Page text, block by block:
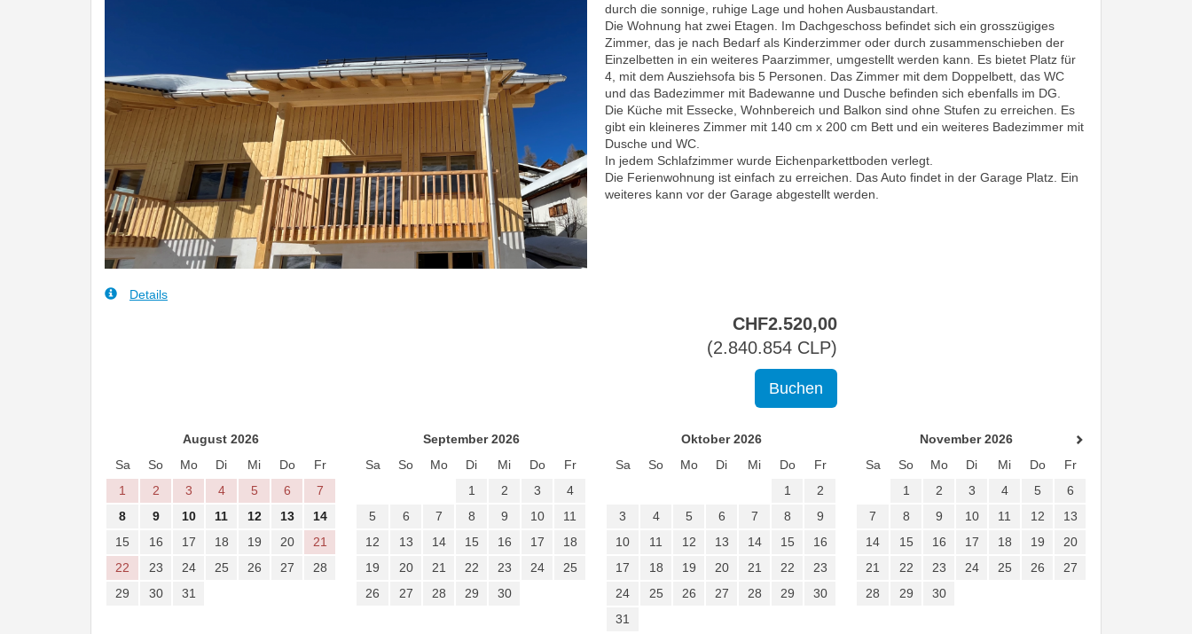
durch die sonnige, ruhige Lage und hohen Ausbaustandart.
Die Wohnung hat zwei Etagen. Im Dachgeschoss befindet sich ein grosszügiges
Zimmer, das je nach Bedarf als Kinderzimmer oder durch zusammenschieben der
Einzelbetten in ein weiteres Paarzimmer, umgestellt werden kann. Es bietet Platz für
4, mit dem Ausziehsofa bis 5 Personen. Das Zimmer mit dem Doppelbett, das WC
und das Badezimmer mit Badewanne und Dusche befinden sich ebenfalls im DG.
Die Küche mit Essecke, Wohnbereich und Balkon sind ohne Stufen zu erreichen. Es
gibt ein kleineres Zimmer mit 140 cm x 200 cm Bett und ein weiteres Badezimmer mit
Dusche und WC.
In jedem Schlafzimmer wurde Eichenparkettboden verlegt.
Die Ferienwohnung ist einfach zu erreichen. Das Auto findet in der Garage Platz. Ein
weiteres kann vor der Garage abgestellt werden.
Details
CHF2.520,00
(2.840.854 CLP)
August 2026
Sa
So Mo Di Mi Do
Fr
1
2 3 4 5 6
7
8
9 10 11 12 13
14
15
16 17 18 19 20
21
22
23 24 25 26 27
28
29
30 31
September 2026
Sa
So Mo Di Mi Do
Fr
1
2 3
4
5
6 7 8 9 10
11
12
13 14 15 16 17
18
19
20 21 22 23 24
25
26
27 28 29 30
Oktober 2026
Sa
So Mo Di Mi Do
Fr
1
2
3
4 5 6 7 8
9
10
11 12 13 14 15
16
17
18 19 20 21 22
23
24
25 26 27 28 29
30
31
November 2026
Sa
So Mo Di Mi Do
Fr
1
2 3 4 5
6
7
8 9 10 11 12
13
14
15 16 17 18 19
20
21
22 23 24 25 26
27
28
29 30